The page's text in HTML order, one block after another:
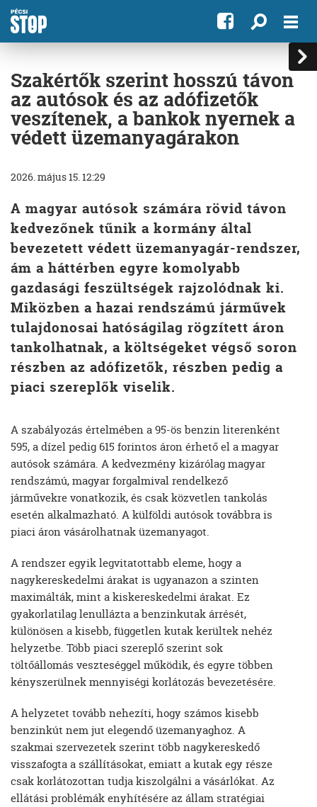
Szakértők szerint hosszú távon
az autósok és az adófizetők
veszítenek, a bankok nyernek a
védett üzemanyagárakon
2026. május 15. 12:29
A magyar autósok számára rövid távon
kedvezőnek tűnik a kormány által
bevezetett védett üzemanyagár-rendszer,
ám a háttérben egyre komolyabb
gazdasági feszültségek rajzolódnak ki.
Miközben a hazai rendszámú járművek
tulajdonosai hatóságilag rögzített áron
tankolhatnak, a költségeket végső soron
részben az adófizetők, részben pedig a
piaci szereplők viselik.
A szabályozás értelmében a 95-ös benzin literenként
595, a dízel pedig 615 forintos áron érhető el a magyar
autósok számára. A kedvezmény kizárólag magyar
rendszámú, magyar forgalmival rendelkező
járművekre vonatkozik, és csak közvetlen tankolás
esetén alkalmazható. A külföldi autósok továbbra is
piaci áron vásárolhatnak üzemanyagot.
A rendszer egyik legvitatottabb eleme, hogy a
nagykereskedelmi árakat is ugyanazon a szinten
maximálták, mint a kiskereskedelmi árakat. Ez
gyakorlatilag lenullázta a benzinkutak árrését,
különösen a kisebb, független kutak kerültek nehéz
helyzetbe. Több piaci szereplő szerint sok
töltőállomás veszteséggel működik, és egyre többen
kényszerülnek mennyiségi korlátozás bevezetésére.
A helyzetet tovább nehezíti, hogy számos kisebb
benzinkút nem jut elegendő üzemanyaghoz. A
szakmai szervezetek szerint több nagykereskedő
visszafogta a szállításokat, emiatt a kutak egy része
csak korlátozottan tudja kiszolgálni a vásárlókat. Az
ellátási problémák enyhítésére az állam stratégiai